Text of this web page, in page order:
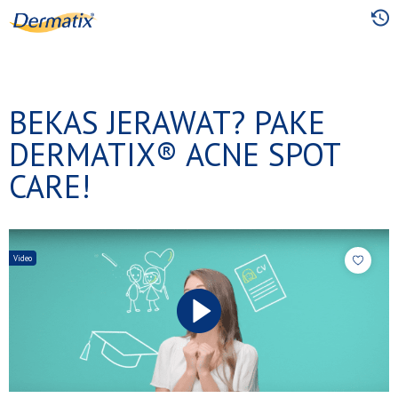
BEKAS JERAWAT? PAKE
DERMATIX®️ ACNE SPOT
CARE!
Video